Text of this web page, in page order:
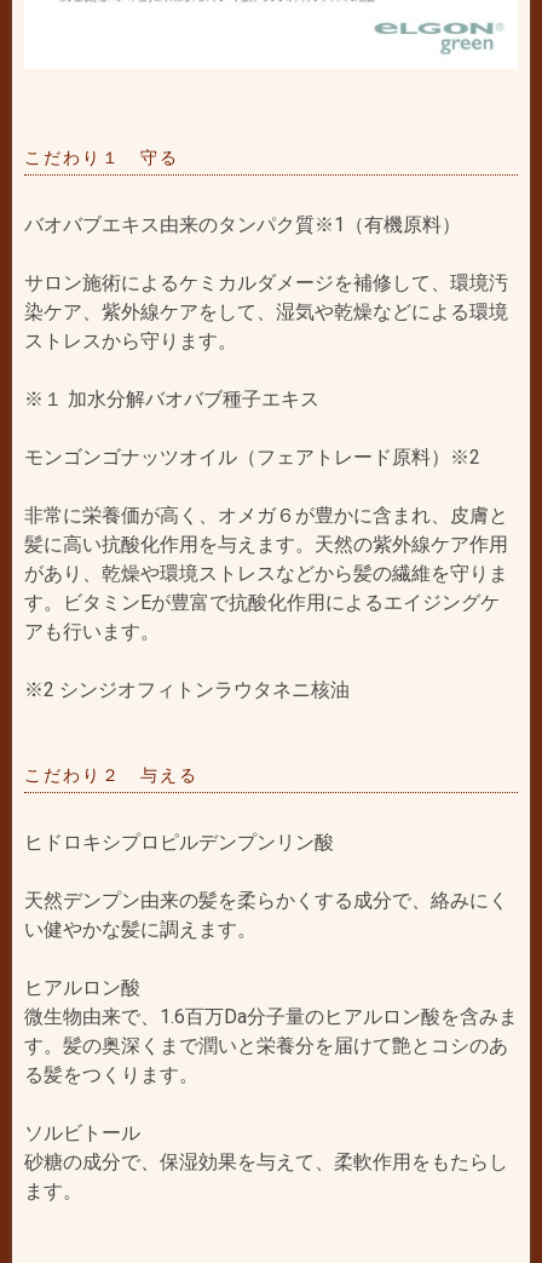
こだわり１ 守る
バオバブエキス由来のタンパク質※1（有機原料）
サロン施術によるケミカルダメージを補修して、環境汚
染ケア、紫外線ケアをして、湿気や乾燥などによる環境
ストレスから守ります。
※１ 加水分解バオバブ種子エキス
モンゴンゴナッツオイル（フェアトレード原料）※2
非常に栄養価が高く、オメガ６が豊かに含まれ、皮膚と
髪に高い抗酸化作用を与えます。天然の紫外線ケア作用
があり、乾燥や環境ストレスなどから髪の繊維を守りま
す。ビタミンEが豊富で抗酸化作用によるエイジングケ
アも行います。
※2 シンジオフィトンラウタネニ核油
こだわり２ 与える
ヒドロキシプロピルデンプンリン酸
天然デンプン由来の髪を柔らかくする成分で、絡みにく
い健やかな髪に調えます。
ヒアルロン酸
微生物由来で、1.6百万Da分子量のヒアルロン酸を含みま
す。髪の奥深くまで潤いと栄養分を届けて艶とコシのあ
る髪をつくります。
ソルビトール
砂糖の成分で、保湿効果を与えて、柔軟作用をもたらし
ます。